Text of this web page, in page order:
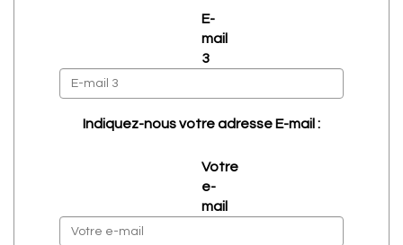
E-
mail
3
Indiquez-nous votre adresse E-mail :
Votre
e-
mail